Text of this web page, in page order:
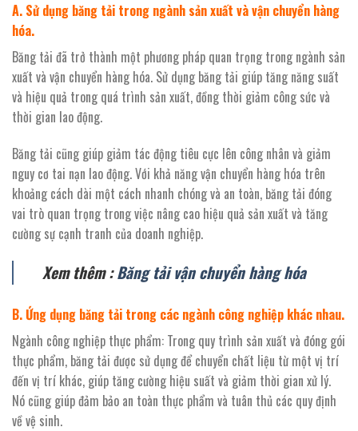
A. Sử dụng băng tải trong ngành sản xuất và vận chuyển hàng
hóa.
Băng tải đã trở thành một phương pháp quan trọng trong ngành sản
xuất và vận chuyển hàng hóa. Sử dụng băng tải giúp tăng năng suất
và hiệu quả trong quá trình sản xuất, đồng thời giảm công sức và
thời gian lao động.
Băng tải cũng giúp giảm tác động tiêu cực lên công nhân và giảm
nguy cơ tai nạn lao động. Với khả năng vận chuyển hàng hóa trên
khoảng cách dài một cách nhanh chóng và an toàn, băng tải đóng
vai trò quan trọng trong việc nâng cao hiệu quả sản xuất và tăng
cường sự cạnh tranh của doanh nghiệp.
Xem thêm :Băng tải vận chuyển hàng hóa
B. Ứng dụng băng tải trong các ngành công nghiệp khác nhau.
Ngành công nghiệp thực phẩm: Trong quy trình sản xuất và đóng gói
thực phẩm, băng tải được sử dụng để chuyển chất liệu từ một vị trí
đến vị trí khác, giúp tăng cường hiệu suất và giảm thời gian xử lý.
Nó cũng giúp đảm bảo an toàn thực phẩm và tuân thủ các quy định
về vệ sinh.